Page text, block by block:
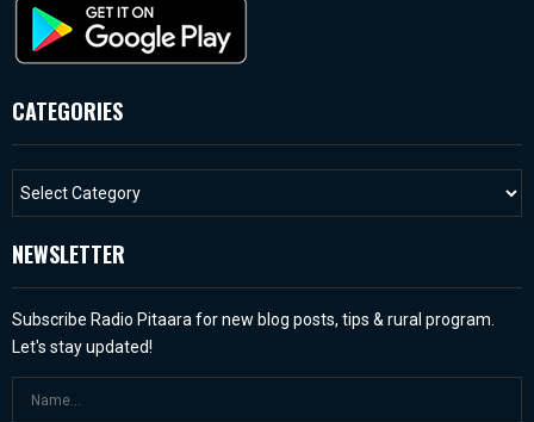
CATEGORIES
NEWSLETTER
Subscribe Radio Pitaara for new blog posts, tips & rural program.
Let's stay updated!